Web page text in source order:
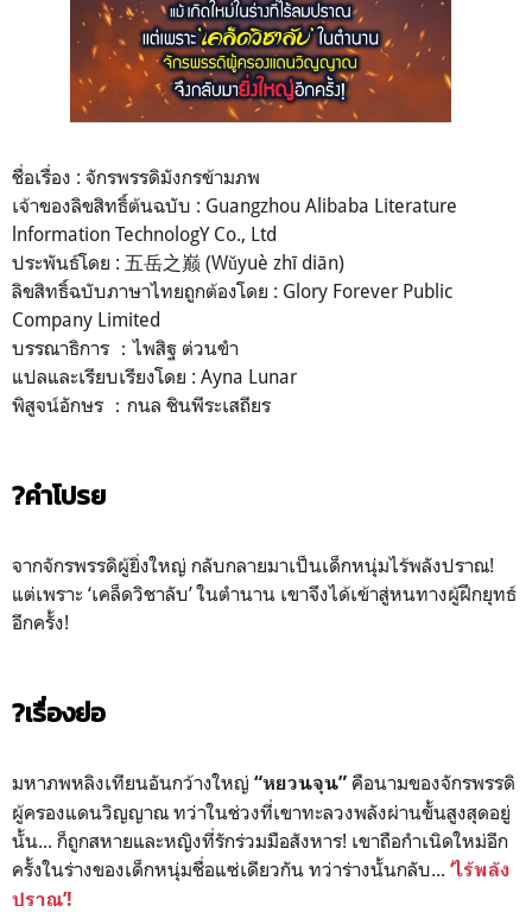
ชื่อเรื่อง : จักรพรรดิมังกรข้ามภพ
เจ้าของลิขสิทธิ์ต้นฉบับ : Guangzhou Alibaba Literature
lnformation TechnologY Co., Ltd
ประพันธ์โดย : 五岳之巅 (Wǔyuè zhī diān)
ลิขสิทธิ์ฉบับภาษาไทยถูกต้องโดย : Glory Forever Public
Company Limited
บรรณาธิการ ：ไพสิฐ ต่วนขำ
แปลและเรียบเรียงโดย : Ayna Lunar
พิสูจน์อักษร ：กนล ชินพีระเสถียร
?คำโปรย
จากจักรพรรดิผู้ยิ่งใหญ่ กลับกลายมาเป็นเด็กหนุ่มไร้พลังปราณ!
แต่เพราะ ‘เคล็ดวิชาลับ’ ในตำนาน เขาจึงได้เข้าสู่หนทางผู้ฝึกยุทธ์
อีกครั้ง!
?เรื่องย่อ
มหาภพหลิงเทียนอันกว้างใหญ่ “หยวนจุน” คือนามของจักรพรรดิ
ผู้ครองแดนวิญญาณ ทว่าในช่วงที่เขาทะลวงพลังผ่านขั้นสูงสุดอยู่
นั้น... ก็ถูกสหายและหญิงที่รักร่วมมือสังหาร! เขาถือกำเนิดใหม่อีก
ครั้งในร่างของเด็กหนุ่มชื่อแซ่เดียวกัน ทว่าร่างนั้นกลับ... ‘ไร้พลัง
ปราณ’!